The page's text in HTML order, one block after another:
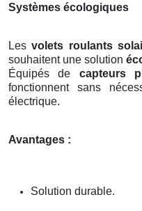
Systèmes écologiques
Lesvolets roulants
souhaitent une solution
Équipés de capteurs
fonctionnent sans
électrique.
Avantages :
Solution durable.